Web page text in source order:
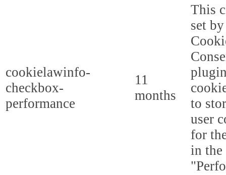
cookielawinfo-
checkbox-
performance
11
months
This
set
to
user
for
in the